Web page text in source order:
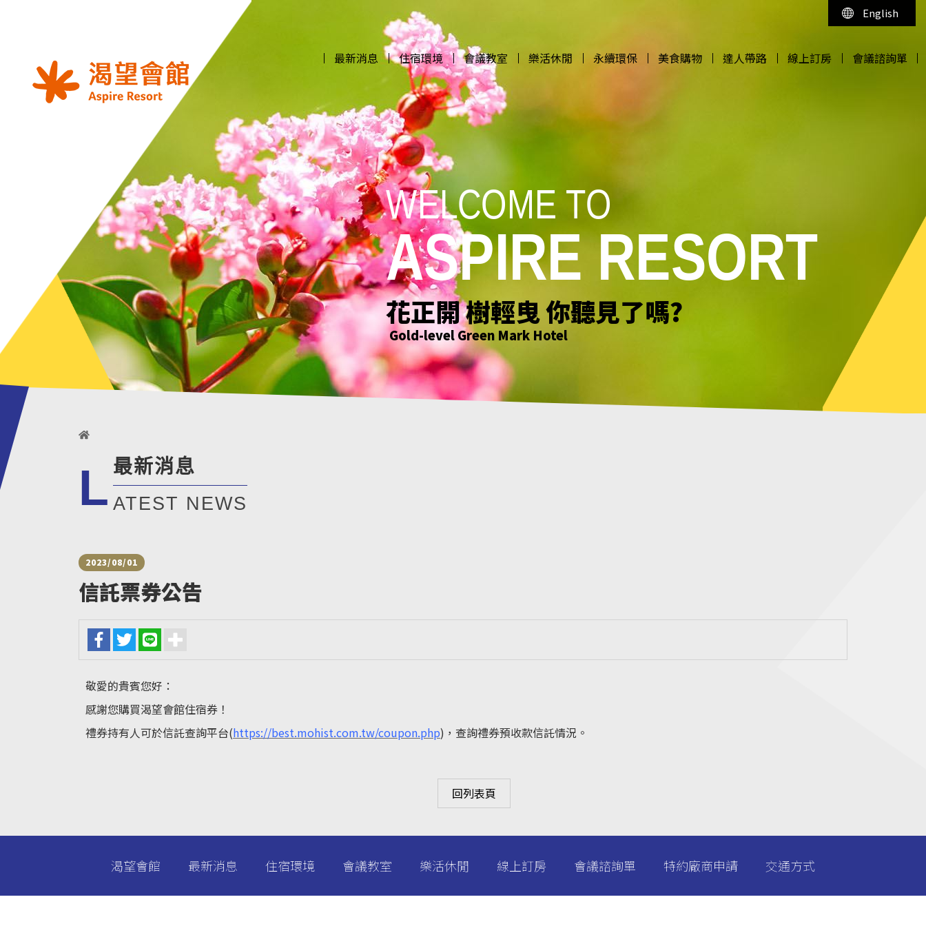
最新消息
住宿環境
住宿環境
會議教室
樂活休閒
永續環保
美食購物
達人帶路
線上訂房
會議諮詢單
English
WELCOME TO
ASPIRE RESORT
花正開 樹輕曳 你聽見了嗎?
Gold-level Green Mark Hotel
WELCOME TO
ASPIRE RESORT
只要席地而坐 小確幸不用等待
Gold-level Green Mark Hotel
WELCOME TO
ASPIRE RESORT
綠意萌動迎朝曦
Gold-level Green Mark Hotel
WELCOME TO
ASPIRE RESORT
花正開 樹輕曳 你聽見了嗎?
Gold-level Green Mark Hotel
最新消息
L ATEST NEWS
2023/08/01
信託票券公告
敬愛的貴賓您好：
感謝您購買渴望會館住宿券！
禮券持有人可於信託查詢平台(https://best.mohist.com.tw/coupon.php)，查詢禮券預收款信託情況。
回列表頁
渴望會館 最新消息 住宿環境 會議教室 樂活休閒 線上訂房 會議諮詢單 特約廠商申請 交通方式